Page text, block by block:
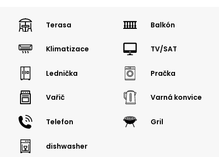
Terasa Balkón
Klimatizace TV/SAT
Lednička Pračka
Vařič Varná konvice
Telefon Gril
dishwasher